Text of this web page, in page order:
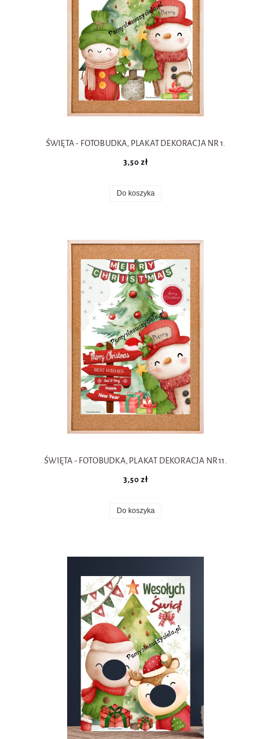
ŚWIĘTA - FOTOBUDKA, PLAKAT DEKORACJA NR 1.
3,50 zł
Do koszyka
ŚWIĘTA - FOTOBUDKA, PLAKAT DEKORACJA NR 11.
3,50 zł
Do koszyka